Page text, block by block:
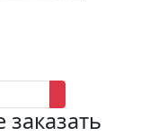
заказать